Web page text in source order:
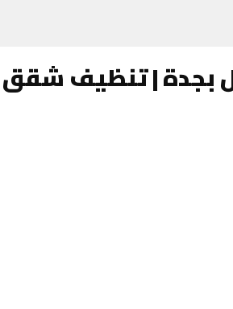
بجدة | تنظيف شقق